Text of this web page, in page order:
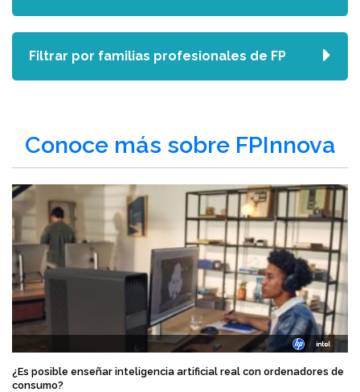
Conoce más sobre FPInnova
¿Es posible enseñar inteligencia artificial real con ordenadores de
consumo?
Filtrar por familias profesionales de FP